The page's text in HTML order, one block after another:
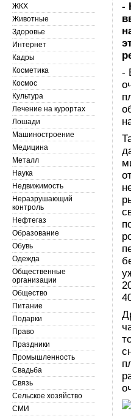
-
-
ЖКХ
Животные
Здоровье
Интернет
Кадры
Косметика
Космос
Культура
Лечение на курортах
Лошади
Машиностроение
Медицина
Металл
Наука
Недвижимость
Неразрушающий
контроль
Нефтегаз
Образование
Обувь
Одежда
Общественные
организации
Общество
Питание
Подарки
Право
Праздники
Промышленность
Свадьба
Связь
Сельское хозяйство
СМИ